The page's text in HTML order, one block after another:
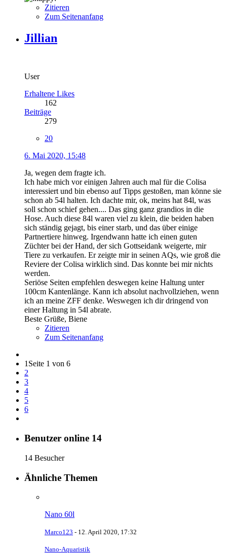
Zitieren
Zum Seitenanfang
Jillian
User
Erhaltene Likes
162
Beiträge
279
20
6. Mai 2020, 15:48
Ja, wegen dem fragte ich.
Ich habe mich vor einigen Jahren auch mal für die Colisa
interessiert und bin ebenso auf Tipps gestoßen, man könne sie
schon ab 54l halten. Ich dachte mir, ok, meins hat 84l, was
soll schon schief gehen.... Das ging ganz grandios in die
Hose. Auch diese 84l waren viel zu klein, die beiden haben
sich ständig gejagt, bis einer starb, und das über einige
Partnertiere hinweg. Irgendwann hatte ich einen guten
Züchter bei der Hand, der sich Gottseidank weigerte, mir
Tiere zu verkaufen. Er zeigte mir in seinen AQs, wie groß die
Reviere der Colisa wirklich sind. Das konnte bei mir nichts
werden.
Seriöse Seiten empfehlen deswegen keine Haltung unter
100cm Kantenlänge. Kann ich absolut nachvollziehen, wenn
ich an meine ZFF denke. Weswegen ich dir dringend von
einer Haltung in 54l abrate.
Beste Grüße, Biene
Zitieren
Zum Seitenanfang
1Seite 1 von 6
2
3
4
5
6
Benutzer online 14
14 Besucher
Ähnliche Themen
Nano 60l
Marco123 - 12. April 2020, 17:32
Nano-Aquaristik